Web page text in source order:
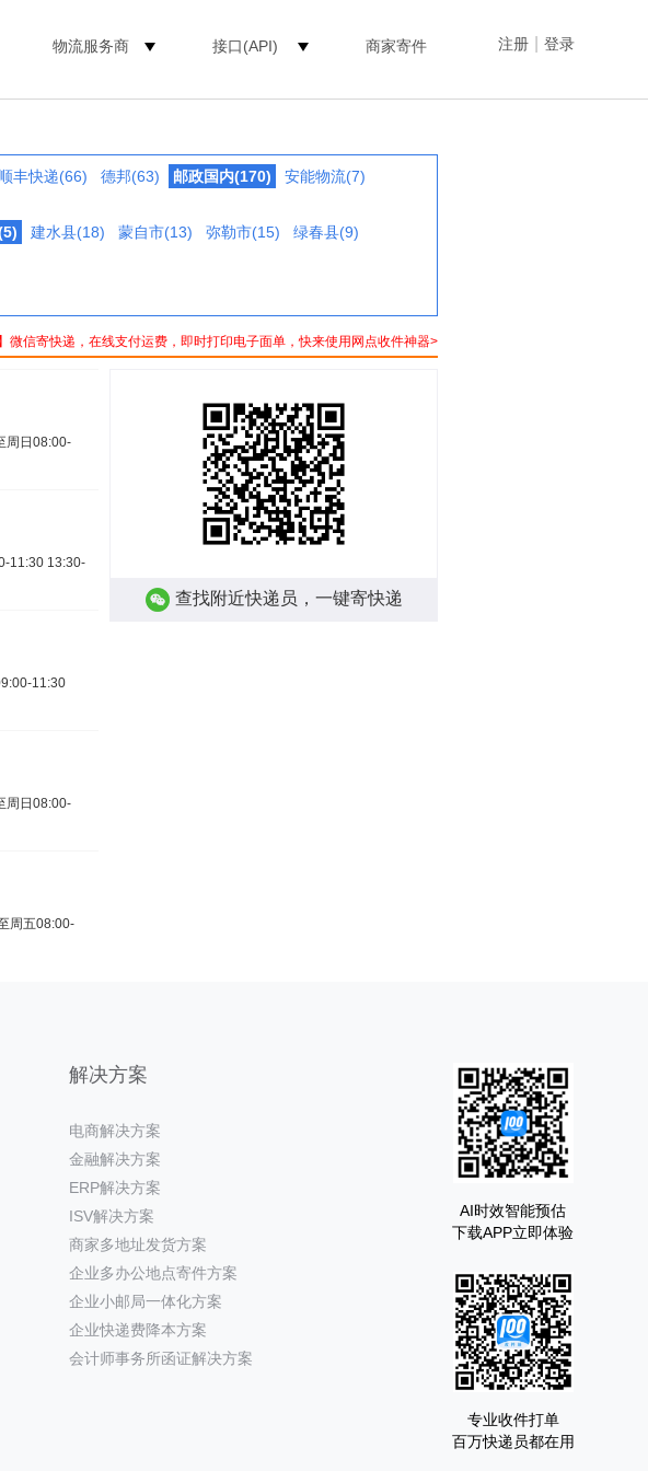
注册 登录
物流服务商 接口(API) 商家寄件
顺丰快递(66) 德邦(63) 邮政国内(170)
安能物流(7)
建水县(18) 蒙自市(13) 弥勒市(15)
绿春县(9)
微信寄快递，在线支付运费，即时打印电子面单，快来使用网点收件神器>
周日08:00-
11:30 13:30-
11:30
周日08:00-
周五08:00-
查找附近快递员，一键寄快递
解决方案
电商解决方案
金融解决方案
ERP解决方案
ISV解决方案
商家多地址发货方案
企业多办公地点寄件方案
企业小邮局一体化方案
企业快递费降本方案
会计师事务所函证解决方案
AI时效智能预估
下载APP立即体验
专业收件打单
百万快递员都在用